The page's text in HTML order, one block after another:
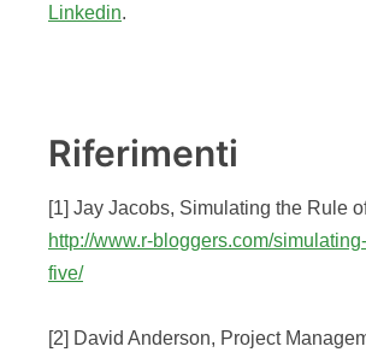
Linkedin.
Riferimenti
[1] Jay Jacobs, Simulating the Rule
http://www.r-bloggers.com/
five/
[2] David Anderson, Project